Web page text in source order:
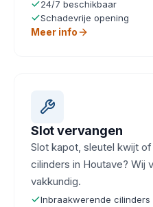
24/7 beschikbaar
Schadevrije opening
Meer info
Slot vervangen
Slot kapot, sleutel kwijt
cilinders in Houtave? Wij
vakkundig.
Inbraakwerende cilinders